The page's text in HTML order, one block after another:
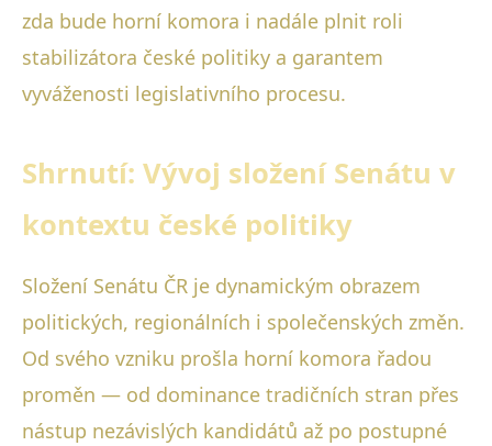
zda bude horní komora i nadále plnit roli
stabilizátora české politiky a garantem
vyváženosti legislativního procesu.
Shrnutí: Vývoj složení Senátu v
kontextu české politiky
Složení Senátu ČR je dynamickým obrazem
politických, regionálních i společenských změn.
Od svého vzniku prošla horní komora řadou
proměn — od dominance tradičních stran přes
nástup nezávislých kandidátů až po postupné